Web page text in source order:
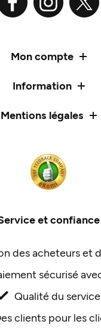
Mon compte
Information
Mentions légales
et confiance
des acheteurs et
sécurisé
Qualité du service
clients pour les